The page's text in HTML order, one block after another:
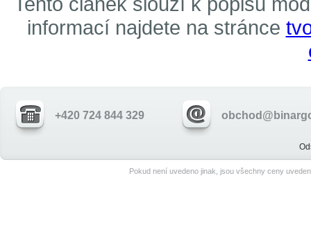
informací najdete na stránce
+420 724 844 329
Pokud není uvedeno jinak, jsou všechny ceny